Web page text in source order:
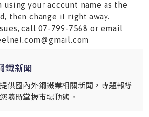
using your account name as the
then change it right away.
call 07-799-7568 or email
鐵新聞
供國內外鋼鐵業相關新聞，專題報導
隨時掌握市場動態。